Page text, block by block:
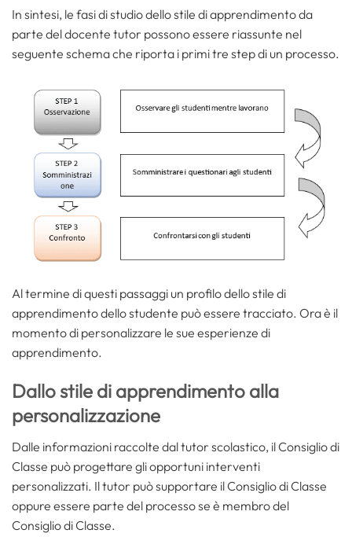
In sintesi, le fasi di studio dello stile di apprendimento da
parte del docente tutor possono essere riassunte nel
seguente schema che riporta i primi tre step di un processo.
Al termine di questi passaggi un profilo dello stile di
apprendimento dello studente può essere tracciato. Ora è il
momento di personalizzare le sue esperienze di
apprendimento.
Dallo stile di apprendimento alla
personalizzazione
Dalle informazioni raccolte dal tutor scolastico, il Consiglio di
Classe può progettare gli opportuni interventi
personalizzati. Il tutor può supportare il Consiglio di Classe
oppure essere parte del processo se è membro del
Consiglio di Classe.